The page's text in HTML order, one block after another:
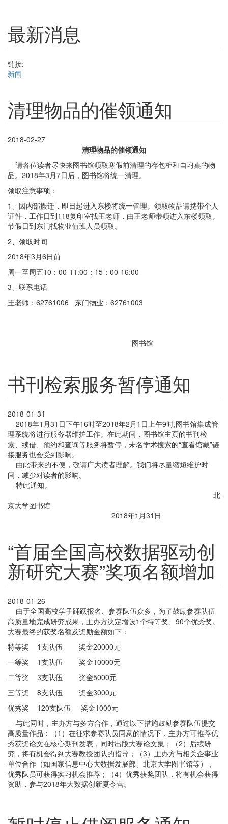
最新消息
链接:
新闻
清理物品的催领通知
2018-02-27
清理物品的催领通知
请各位读者尽快来图书馆领取寒假前清理的存包柜和自习桌的物
品。2018年3月7日后，图书馆将统一清理。
领取注意事项：
1、因内部搬迁，即日起进入东楼将统一管理。领取物品请携带个人
证件，工作日到118复印室找王老师，由王老师带领进入东楼领取。
节假日到东门找物业值班人员领取。
2、领取时间
2018年3月6日前
周一至周五10：00-11:00；15：00-16:00
3、联系电话
王老师：62761006 东门物业：62761003
图书馆
书刊检索服务暂停通知
2018-01-31
2018年1月31日下午16时至2018年2月1日上午9时,图书馆集成管
理系统将进行服务器维护工作。在此期间，图书馆主页的书刊检
索、续借、预约和查询等服务将暂停，未名学术搜索的“查看馆藏”链
接服务也会受到影响。
由此带来的不便，敬请广大读者理解。我们将尽量缩短维护时
间，减少对读者的影响。
特此通知。
北
京大学图书馆
2018年1月31日
“首届全国高校数据驱动创
新研究大赛”奖项名额增加
2018-01-26
由于全国高校学子踊跃报名、参赛队伍众多，为了鼓励参赛队伍
高质量地完成研究成果，主办方决定增设1个特等奖、90个优秀奖。
大赛最终的获奖名额及奖励金额如下：
特等奖 1支队伍 奖金20000元
一等奖 1支队伍 奖金10000元
二等奖 3支队伍 奖金5000元
三等奖 8支队伍 奖金3000元
优秀奖 120支队伍 奖金1000元
与此同时，主办方与多方合作，通过以下措施鼓励参赛队伍提交
高质量作品：（1）在征求参赛队员同意的情况下，主办方可推荐优
秀获奖论文在核心期刊发表，同时出版大赛论文集；（2）后续研
究，将有机会得到大赛教授团队的指导；（3）主办方与相关企事业
单位合作（如国家信息中心大数据发展部、北京大学图书馆等），
优秀队员可获得实习机会推荐；（4）优秀获奖团队，将有机会获得
资助，参与2018年大数据创新夏令营。